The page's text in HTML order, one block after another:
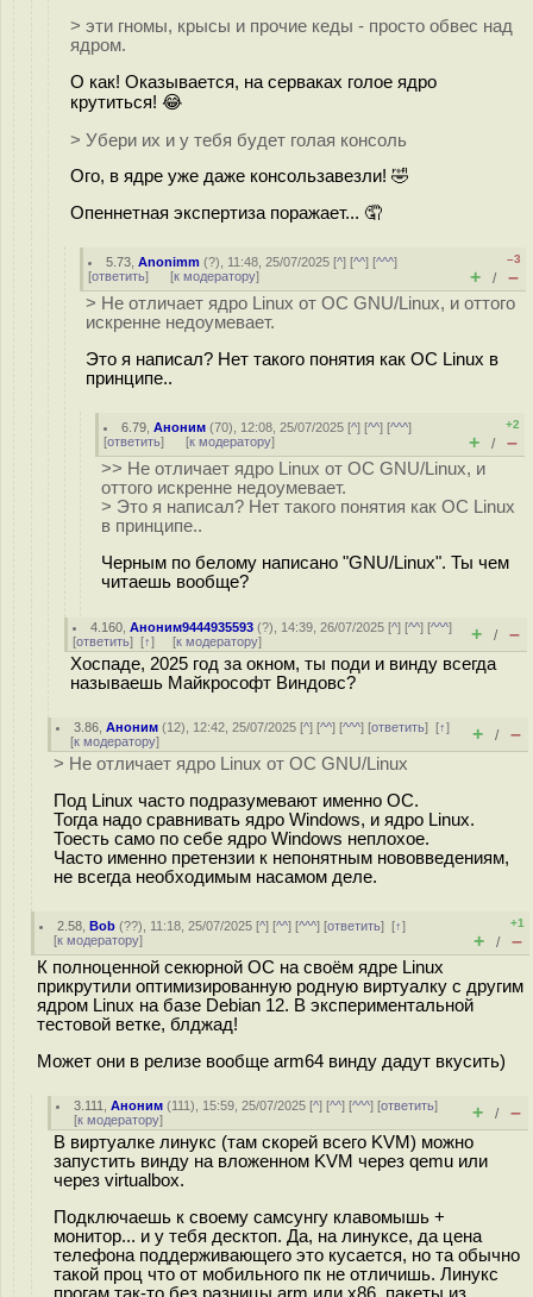
> эти гномы, крысы и прочие кеды - просто обвес над
ядром.
О как! Оказывается, на серваках голое ядро
крутиться! 😂
> Убери их и у тебя будет голая консоль
Ого, в ядре уже даже консользавезли! 🤣
Опеннетная экспертиза поражает... 🤦
5.73 ,Anonimm (?), 11:48, 25/07/2025 [^] [^^] [^^^]
[ответить] [к модератору]
–3
+ / –
> Не отличает ядро Linux от ОС GNU/Linux, и оттого
искренне недоумевает.
Это я написал? Нет такого понятия как ОС Linux в
принципе..
6.79 ,Аноним (70), 12:08, 25/07/2025 [^] [^^] [^^^]
[ответить] [к модератору]
+2
+ / –
>> Не отличает ядро Linux от ОС GNU/Linux, и
оттого искренне недоумевает.
> Это я написал? Нет такого понятия как ОС Linux
в принципе..
Черным по белому написано "GNU/Linux". Ты чем
читаешь вообще?
4.160 ,Аноним9444935593 (?), 14:39, 26/07/2025 [^] [^^] [^^^]
[ответить] [↑] [к модератору] + / –
Хоспаде, 2025 год за окном, ты поди и винду всегда
называешь Майкрософт Виндовс?
3.86 ,Аноним (12), 12:42, 25/07/2025 [^] [^^] [^^^] [ответить][↑]
[к модератору] + / –
> Не отличает ядро Linux от ОС GNU/Linux
Под Linux часто подразумевают именно ОС.
Тогда надо сравнивать ядро Windows, и ядро Linux.
Тоесть само по себе ядро Windows неплохое.
Часто именно претензии к непонятным нововведениям,
не всегда необходимым насамом деле.
2.58 ,Bob (??), 11:18, 25/07/2025 [^] [^^] [^^^] [ответить][↑]
[к модератору]
+1
+ / –
К полноценной секюрной ОС на своём ядре Linux
прикрутили оптимизированную родную виртуалку с другим
ядром Linux на базе Debian 12. В экспериментальной
тестовой ветке, блджад!
Может они в релизе вообще arm64 винду дадут вкусить)
3.111 ,Аноним (111), 15:59, 25/07/2025 [^] [^^] [^^^] [ответить]
[к модератору] + / –
В виртуалке линукс (там скорей всего KVM) можно
запустить винду на вложенном KVM через qemu или
через virtualbox.
Подключаешь к своему самсунгу клавомышь +
монитор... и у тебя десктоп. Да, на линуксе, да цена
телефона поддерживающего это кусается, но та обычно
такой проц что от мобильного пк не отличишь. Линукс